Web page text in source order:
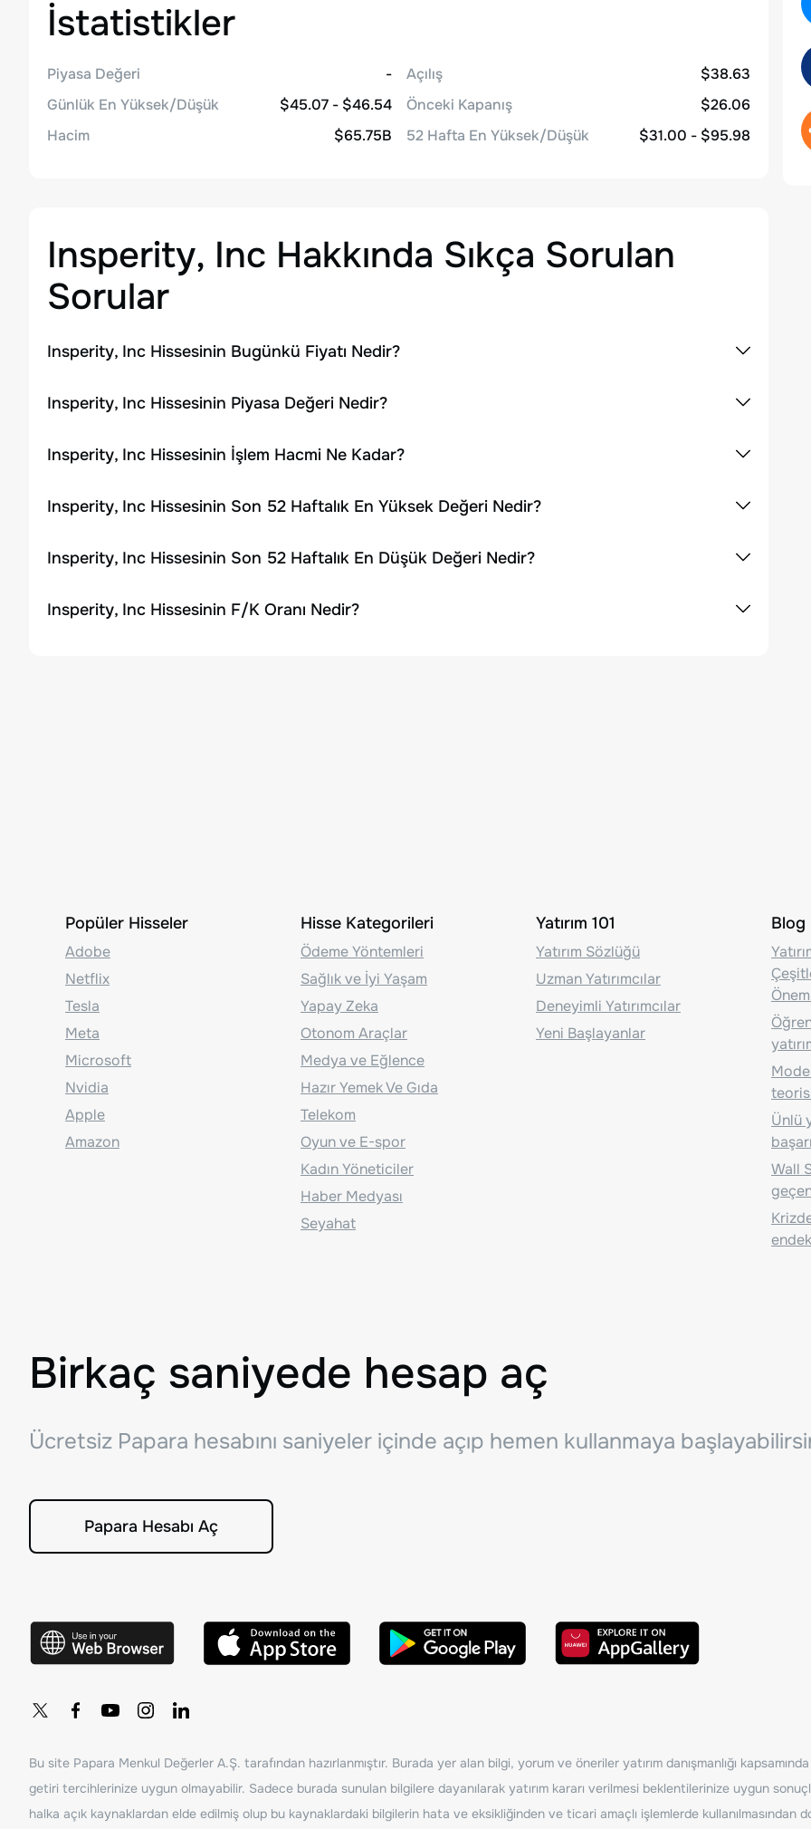
İstatistikler
Piyasa Değeri
-
Günlük En Yüksek/Düşük
$45.07 - $46.54
Hacim
$65.75B
Açılış
$38.63
Önceki Kapanış
$26.06
52 Hafta En Yüksek/Düşük
$31.00 - $95.98
Insperity, Inc Hakkında Sıkça Sorulan
Sorular
Insperity, Inc Hissesinin Bugünkü Fiyatı Nedir?
Insperity, Inc Hissesinin Piyasa Değeri Nedir?
Insperity, Inc Hissesinin İşlem Hacmi Ne Kadar?
Insperity, Inc Hissesinin Son 52 Haftalık En Yüksek Değeri Nedir?
Insperity, Inc Hissesinin Son 52 Haftalık En Düşük Değeri Nedir?
Insperity, Inc Hissesinin F/K Oranı Nedir?
Popüler Hisseler
Adobe
Netflix
Tesla
Meta
Microsoft
Nvidia
Apple
Amazon
Hisse Kategorileri
Ödeme Yöntemleri
Sağlık ve İyi Yaşam
Yapay Zeka
Otonom Araçlar
Medya ve Eğlence
Hazır Yemek Ve Gıda
Telekom
Oyun ve E-spor
Kadın Yöneticiler
Haber Medyası
Seyahat
Yatırım 101
Yatırım Sözlüğü
Uzman Yatırımcılar
Deneyimli Yatırımcılar
Yeni Başlayanlar
Blog
Ünlü
Wall
Birkaç saniyede hesap aç
Ücretsiz Papara hesabını saniyeler içinde açıp hemen kullanmaya
Papara Hesabı Aç
Bu site Papara Menkul Değerler A.Ş. tarafından hazırlanmıştır. Burada yer alan bilgi, yorum ve öneriler yatırım danışmanlığı
getiri tercihlerinize uygun olmayabilir. Sadece burada sunulan bilgilere dayanılarak yatırım kararı verilmesi beklentilerinize uygun
halka açık kaynaklardan elde edilmiş olup bu kaynaklardaki bilgilerin hata ve eksikliğinden ve ticari amaçlı işlemlerde